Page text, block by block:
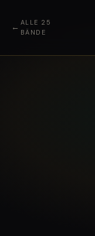
← ALLE 25
BÄNDE